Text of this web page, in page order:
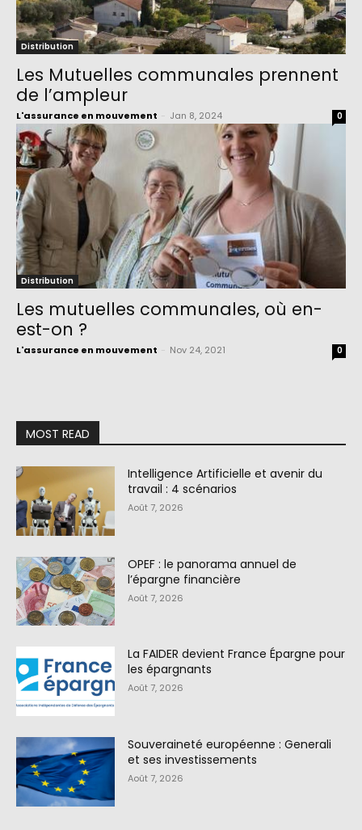
Distribution
Les Mutuelles communales prennent
de l’ampleur
L'assurance en mouvement Jan 8, 2024 0
Distribution
Les mutuelles communales, où en-
est-on ?
L'assurance en mouvement Nov 24, 2021 0
MOST READ
Intelligence Artificielle et avenir du
travail : 4 scénarios
Août 7, 2026
OPEF : le panorama annuel de
l’épargne financière
Août 7, 2026
La FAIDER devient France Épargne pour
les épargnants
Août 7, 2026
Souveraineté européenne : Generali
et ses investissements
Août 7, 2026